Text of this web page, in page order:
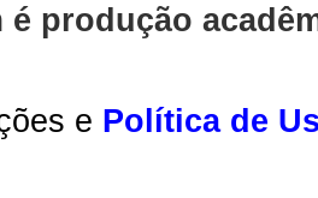
é produção
e Política de